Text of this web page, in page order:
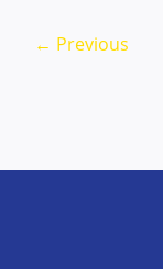
← Previous